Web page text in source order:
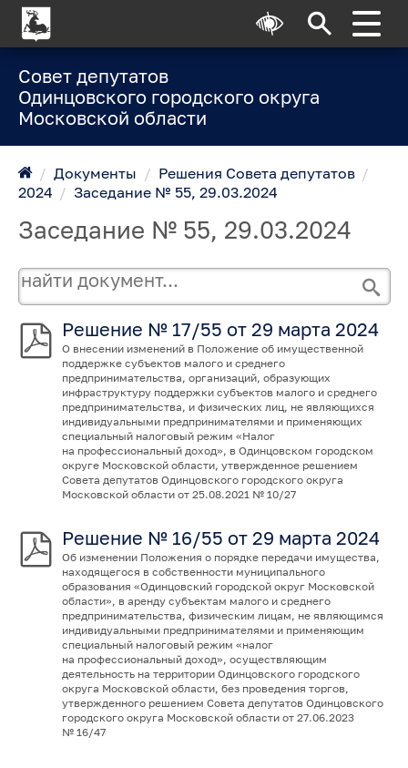
Совет депутатов
Одинцовского городского округа
Московской области
/ Документы / Решения Совета депутатов /
2024
/ Заседание № 55, 29.03.2024
Заседание № 55, 29.03.2024
Решение № 17/55 от 29 марта 2024
О внесении изменений в Положение об имущественной
поддержке субъектов малого и среднего
предпринимательства, организаций, образующих
инфраструктуру поддержки субъектов малого и среднего
предпринимательства, и физических лиц, не являющихся
индивидуальными предпринимателями и применяющих
специальный налоговый режим «Налог
на профессиональный доход», в Одинцовском городском
округе Московской области, утвержденное решением
Совета депутатов Одинцовского городского округа
Московской области от 25.08.2021 № 10/27
Решение № 16/55 от 29 марта 2024
Об изменении Положения о порядке передачи имущества,
находящегося в собственности муниципального
образования «Одинцовский городской округ Московской
области», в аренду субъектам малого и среднего
предпринимательства, физическим лицам, не являющимся
индивидуальными предпринимателями и применяющим
специальный налоговый режим «налог
на профессиональный доход», осуществляющим
деятельность на территории Одинцовского городского
округа Московской области, без проведения торгов,
утвержденного решением Совета депутатов Одинцовского
городского округа Московской области от 27.06.2023
№ 16/47